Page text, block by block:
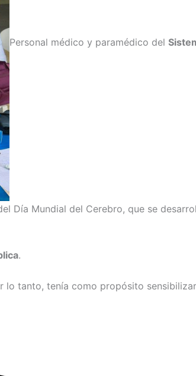
Personal médico y paramédico del
Día Mundial del Cerebro, que se
.
lo tanto, tenía como propósito